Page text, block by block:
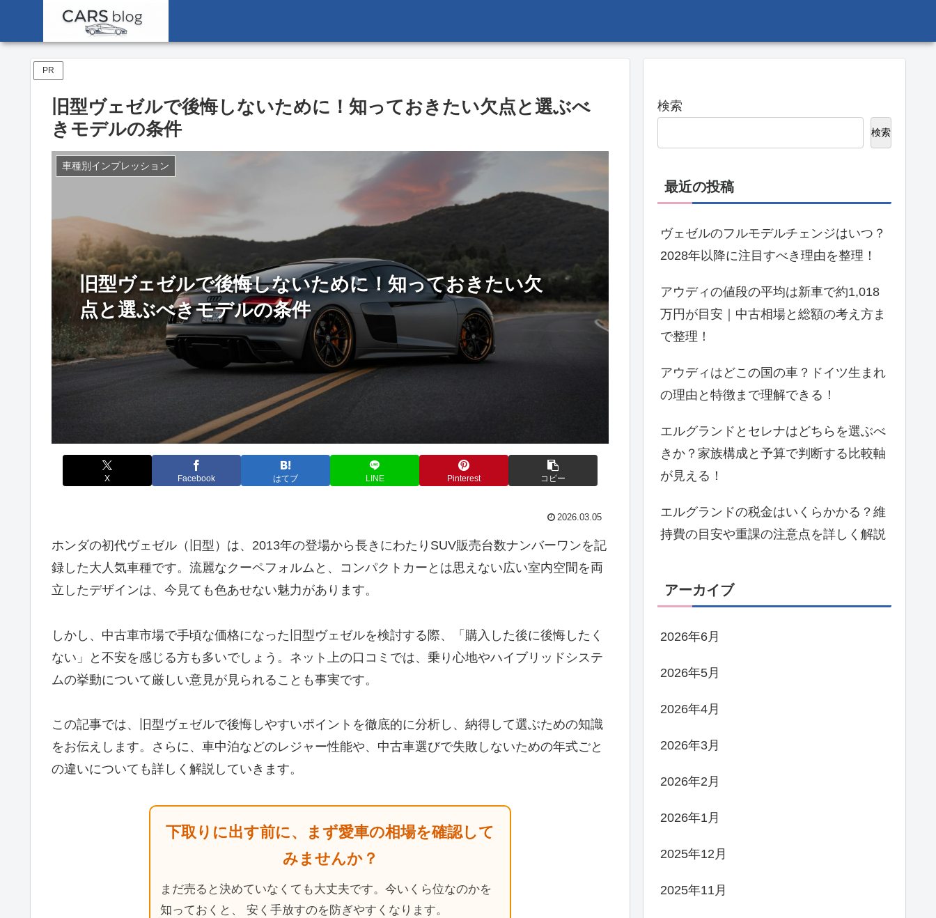
PR
旧型ヴェゼルで後悔しないために！知っておきたい欠点と選ぶべ
きモデルの条件
旧型ヴェゼルで後悔しないために！知っておきたい欠
点と選ぶべきモデルの条件
車種別インプレッション
X Facebook はてブ LINE Pinterest コピー
2026.03.05
ホンダの初代ヴェゼル（旧型）は、2013年の登場から長きにわたりSUV販売台数ナンバーワンを記
録した大人気車種です。流麗なクーペフォルムと、コンパクトカーとは思えない広い室内空間を両
立したデザインは、今見ても色あせない魅力があります。
しかし、中古車市場で手頃な価格になった旧型ヴェゼルを検討する際、「購入した後に後悔したく
ない」と不安を感じる方も多いでしょう。ネット上の口コミでは、乗り心地やハイブリッドシステ
ムの挙動について厳しい意見が見られることも事実です。
この記事では、旧型ヴェゼルで後悔しやすいポイントを徹底的に分析し、納得して選ぶための知識
をお伝えします。さらに、車中泊などのレジャー性能や、中古車選びで失敗しないための年式ごと
の違いについても詳しく解説していきます。
下取りに出す前に、まず愛車の相場を確認して
みませんか？
まだ売ると決めていなくても大丈夫です。今いくら位なのかを
知っておくと、 安く手放すのを防ぎやすくなります。
検索
検索
最近の投稿
ヴェゼルのフルモデルチェンジはいつ？
2028年以降に注目すべき理由を整理！
アウディの値段の平均は新車で約1,018
万円が目安｜中古相場と総額の考え方ま
で整理！
アウディはどこの国の車？ドイツ生まれ
の理由と特徴まで理解できる！
エルグランドとセレナはどちらを選ぶべ
きか？家族構成と予算で判断する比較軸
が見える！
エルグランドの税金はいくらかかる？維
持費の目安や重課の注意点を詳しく解説
アーカイブ
2026年6月
2026年5月
2026年4月
2026年3月
2026年2月
2026年1月
2025年12月
2025年11月